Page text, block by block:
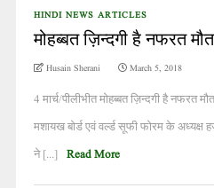
HINDI NEWS ARTICLES
मोहब्बत ज़िन्दगी है नफरत
Husain Sherani March 5, 2018
4 मार्च/पीलीभीत मोहब्बत ज़िन्दगी है नफरत
मशायख बोर्ड एवं वर्ल्ड सूफी फोरम के
ने [...] Read More